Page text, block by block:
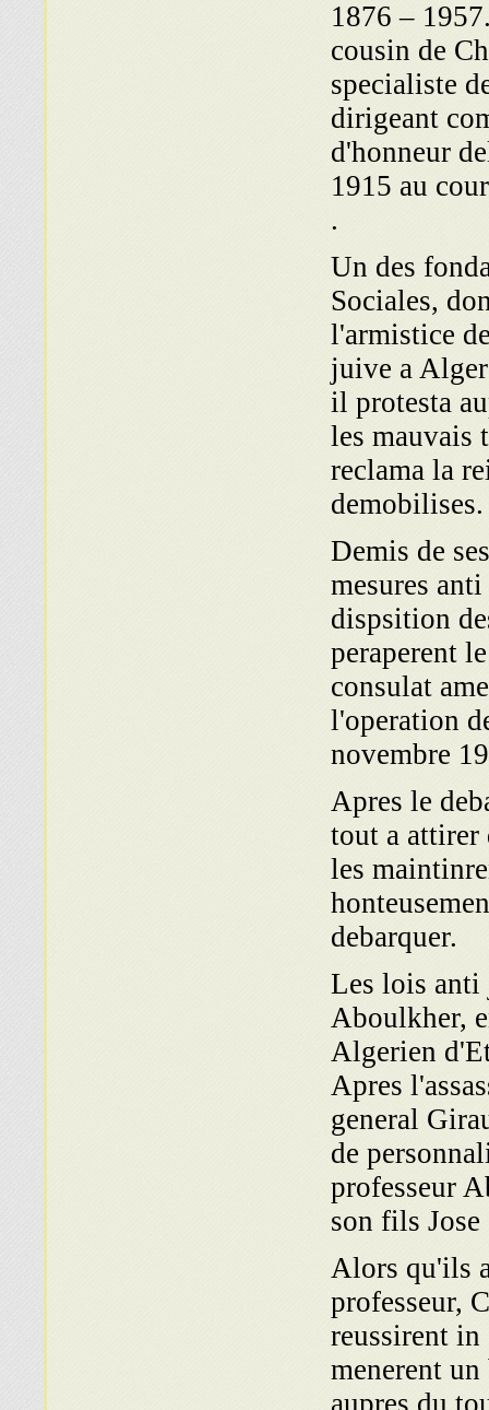
1876 –
cousin de
specialiste
dirigeant
d'honneur
1915 au
.
Un des
Sociales,
l'armistice
juive a
il protesta
les mauvais
reclama la
Demis de
mesures
dispsition
peraperent
consulat
l'operation
novembre
Apres le
tout a attirer
les
debarquer.
Les lois anti
Aboulkher,
Algerien
Apres
general
de
professeur
son fils
Alors qu'ils
professeur,
reussirent
menerent
aupres du